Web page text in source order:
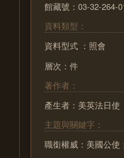
館藏號：03-32-264-
資料類型：
資料型式 ：照會
層次：件
著作者：
產生者：美英法日使
主題與關鍵字：
職銜權威：美國公使